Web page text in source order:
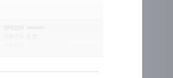
판매업체
amiami